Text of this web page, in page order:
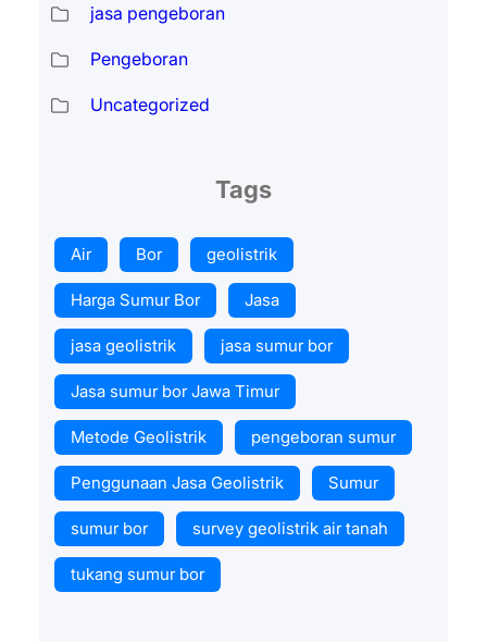
jasa pengeboran
Pengeboran
Uncategorized
Tags
Air Bor geolistrik
Harga Sumur Bor Jasa
jasa geolistrik jasa sumur bor
Jasa sumur bor Jawa Timur
Metode Geolistrik pengeboran sumur
Penggunaan Jasa Geolistrik Sumur
sumur bor survey geolistrik air tanah
tukang sumur bor